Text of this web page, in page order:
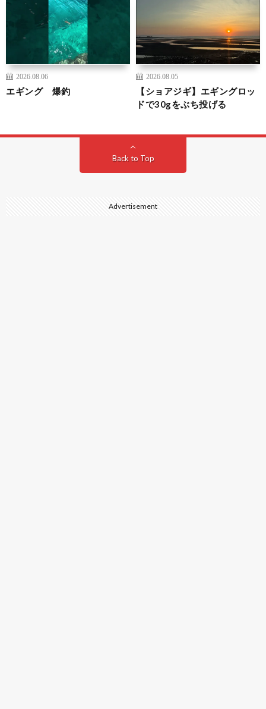
2026.08.06
エギング 爆釣
2026.08.05
【ショアジギ】エギングロッ
ドで30gをぶち投げる
Back to Top
Advertisement